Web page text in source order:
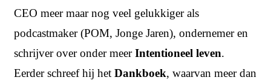
CEO meer maar nog veel gelukkiger als
podcastmaker (POM, Jonge Jaren), ondernemer en
schrijver over onder meerIntentioneel leven.
Eerder schreef hij het Dankboek, waarvan meer dan